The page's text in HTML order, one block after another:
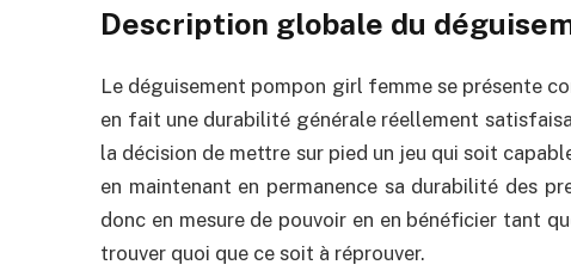
Description globale du
Le déguisement pompon girl femme se présente
en fait une durabilité générale réellement
la décision de mettre sur pied un jeu qui soit
en maintenant en permanence sa durabilité des
donc en mesure de pouvoir en en bénéficier tant
trouver quoi que ce soit à réprouver.